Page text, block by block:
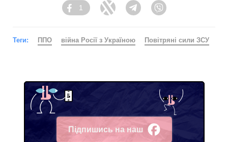
Facebook
1
Twitter TelegramViber
Теги: ППО війна Росії з Україною Повітряні сили ЗСУ
Підпишись на наш
Facebook